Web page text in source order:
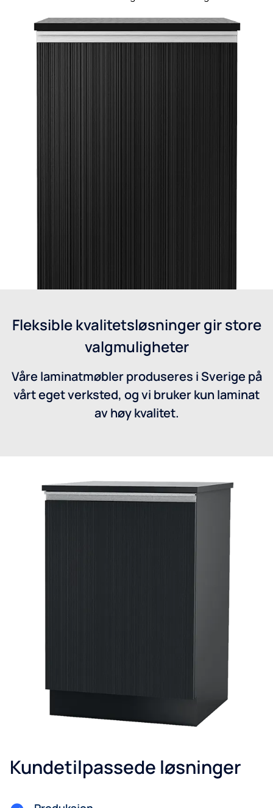
Fleksible kvalitetsløsninger gir store
valgmuligheter
Våre laminatmøbler produseres i Sverige på
vårt eget verksted, og vi bruker kun laminat
av høy kvalitet.
Kundetilpassede løsninger